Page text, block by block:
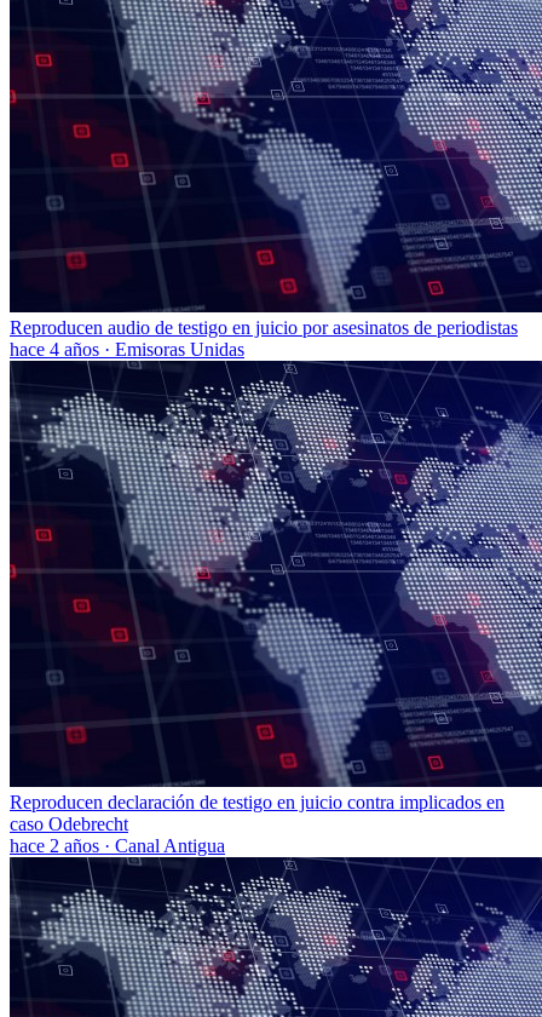
Reproducen audio de testigo en juicio por asesinatos de periodistas
hace 4 años · Emisoras Unidas
Reproducen declaración de testigo en juicio contra implicados en
caso Odebrecht
hace 2 años · Canal Antigua